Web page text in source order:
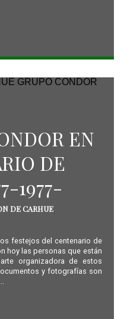
EN
DE
1977-
DE CARHUE
festejos del centenario de
hoy las personas que están
organizadora de estos
y fotografías son